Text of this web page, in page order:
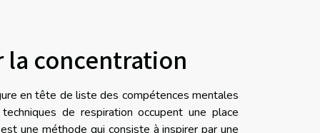
concentration
en tête de liste des compétences mentales
de respiration occupent une place
une méthode qui consiste à inspirer par une